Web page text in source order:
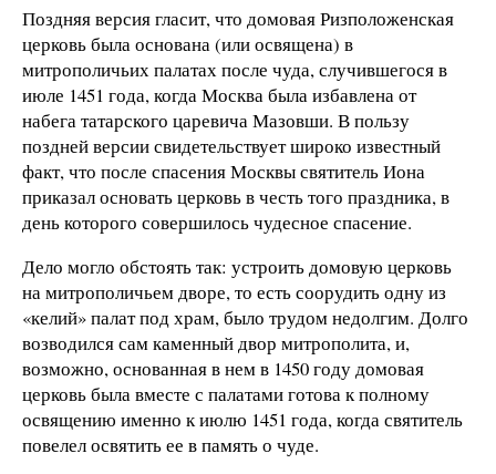
Поздняя версия гласит, что домовая Ризположенская
церковь была основана (или освящена) в
митрополичьих палатах после чуда, случившегося в
июле 1451 года, когда Москва была избавлена от
набега татарского царевича Мазовши. В пользу
поздней версии свидетельствует широко известный
факт, что после спасения Москвы святитель Иона
приказал основать церковь в честь того праздника, в
день которого совершилось чудесное спасение.
Дело могло обстоять так: устроить домовую церковь
на митрополичьем дворе, то есть соорудить одну из
«келий» палат под храм, было трудом недолгим. Долго
возводился сам каменный двор митрополита, и,
возможно, основанная в нем в 1450 году домовая
церковь была вместе с палатами готова к полному
освящению именно к июлю 1451 года, когда святитель
повелел освятить ее в память о чуде.